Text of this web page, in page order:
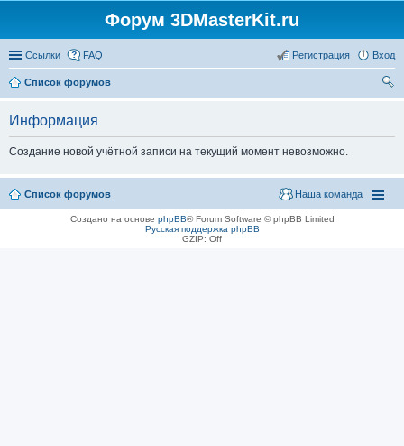
Форум 3DMasterKit.ru
Ссылки FAQ Вход
Регистрация
Список форумов
Информация
Создание новой учётной записи на текущий момент невозможно.
Список форумов Наша команда
Создано на основе phpBB® Forum Software © phpBB Limited
Русская поддержка phpBB
GZIP: Off